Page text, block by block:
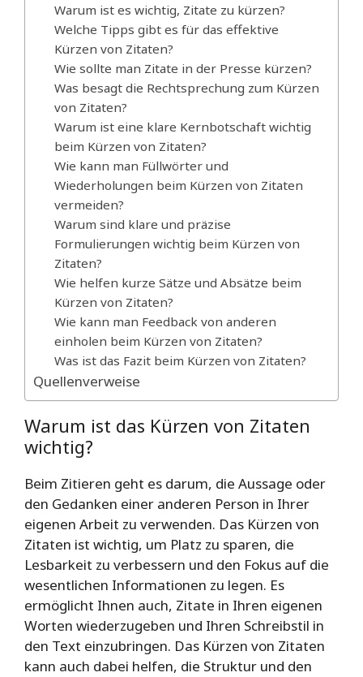
Warum ist es wichtig, Zitate zu kürzen?
Welche Tipps gibt es für das effektive
Kürzen von Zitaten?
Wie sollte man Zitate in der Presse kürzen?
Was besagt die Rechtsprechung zum Kürzen
von Zitaten?
Warum ist eine klare Kernbotschaft wichtig
beim Kürzen von Zitaten?
Wie kann man Füllwörter und
Wiederholungen beim Kürzen von Zitaten
vermeiden?
Warum sind klare und präzise
Formulierungen wichtig beim Kürzen von
Zitaten?
Wie helfen kurze Sätze und Absätze beim
Kürzen von Zitaten?
Wie kann man Feedback von anderen
einholen beim Kürzen von Zitaten?
Was ist das Fazit beim Kürzen von Zitaten?
Quellenverweise
Warum ist das Kürzen von Zitaten
wichtig?
Beim Zitieren geht es darum, die Aussage oder
den Gedanken einer anderen Person in Ihrer
eigenen Arbeit zu verwenden. Das Kürzen von
Zitaten ist wichtig, um Platz zu sparen, die
Lesbarkeit zu verbessern und den Fokus auf die
wesentlichen Informationen zu legen. Es
ermöglicht Ihnen auch, Zitate in Ihren eigenen
Worten wiederzugeben und Ihren Schreibstil in
den Text einzubringen. Das Kürzen von Zitaten
kann auch dabei helfen, die Struktur und den